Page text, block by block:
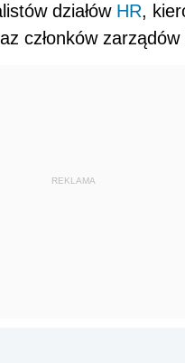
działów HR,
członków zarządów
REKLAMA